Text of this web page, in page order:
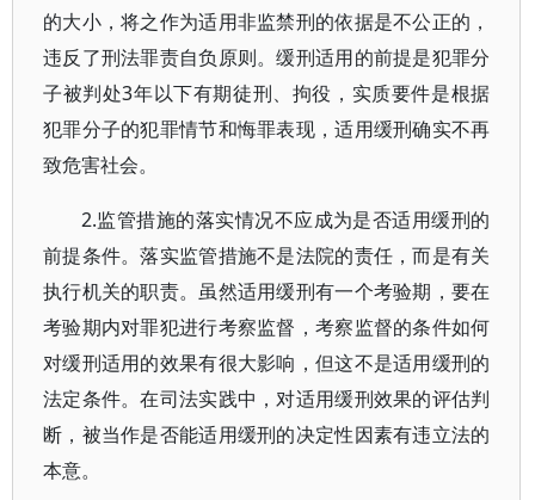
的大小，将之作为适用非监禁刑的依据是不公正的，
违反了刑法罪责自负原则。缓刑适用的前提是犯罪分
子被判处3年以下有期徒刑、拘役，实质要件是根据
犯罪分子的犯罪情节和悔罪表现，适用缓刑确实不再
致危害社会。
2.监管措施的落实情况不应成为是否适用缓刑的
前提条件。落实监管措施不是法院的责任，而是有关
执行机关的职责。虽然适用缓刑有一个考验期，要在
考验期内对罪犯进行考察监督，考察监督的条件如何
对缓刑适用的效果有很大影响，但这不是适用缓刑的
法定条件。在司法实践中，对适用缓刑效果的评估判
断，被当作是否能适用缓刑的决定性因素有违立法的
本意。